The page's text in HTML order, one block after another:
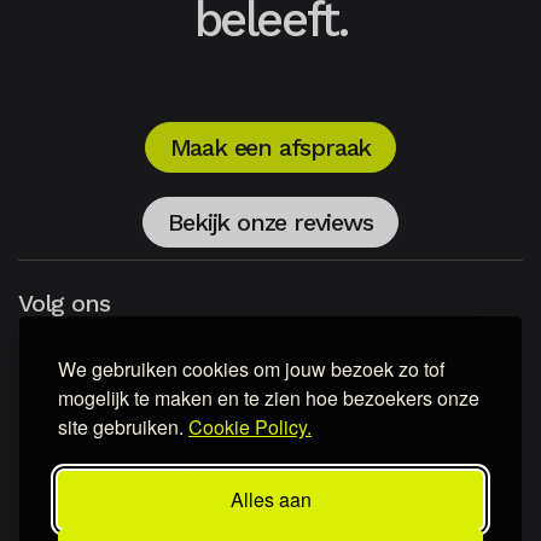
We gebruiken cookies om jouw bezoek zo tof
mogelijk te maken en te zien hoe bezoekers onze
site gebruiken. Cookie Policy.
Alles aan
Dankzij brede ervaring zorgen we dat
Mogen medewerkers
verzoeknummers aanvragen?
Ja – dat kan. We zorgen dat
verzoeknummers passen bij het
Jullie bepalen vooraf hoe interactief de
avond wordt, zodat iedereen zich
betrokken voelt.
Op welke locaties kunnen

beleeft.
Maak een afspraak
Bekijk onze reviews
Volg ons
flexcitement
Facebook
Youtube
Contactformulier